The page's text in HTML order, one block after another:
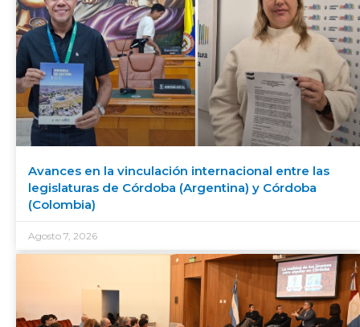
Avances en la vinculación internacional entre las
legislaturas de Córdoba (Argentina) y Córdoba
(Colombia)
Agosto 7, 2026